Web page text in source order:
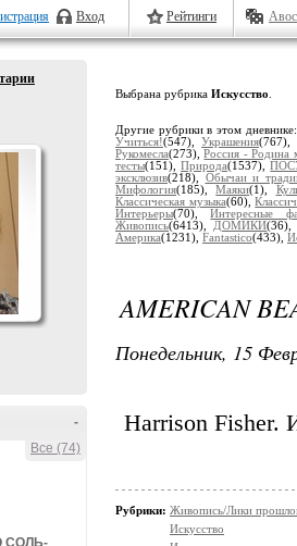
Вход Рейтинги
-
Все (74)
СОЛЬ-
Выбрана рубрика Искусство
Другие рубрики в этом
Учиться!(547),Украшения(767),
Рукомесла(273),Россия - Родина
тесты(151),Природа(1537),
эксклюзив(218), Обычаи и
Мифология(185),Маяки(1),
Классическая музыка(60),
Интерьеры(70),Интересные
Живопись(6413), ДОМИКИ
Америка(1231), Fantastico(433),
AMERICAN
Понедельник, 15
Harrison Fisher.
Рубрики: Живопись/Лики
Искусство